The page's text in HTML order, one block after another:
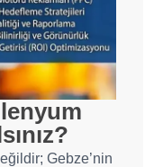
Gebze’nin